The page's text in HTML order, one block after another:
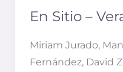
En Sitio –
Miriam Jurado,
Fernández, David